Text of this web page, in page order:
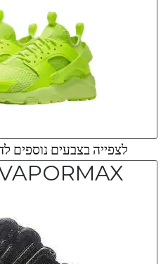
לצפייה בצבעים נוספים